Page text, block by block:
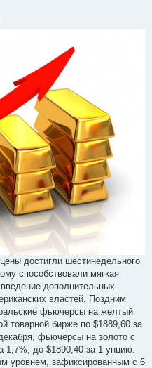
достигли шестинедельного
способствовали мягкая
дополнительных
властей. Поздним
фьючерсы на желтый
товарной бирже по $1889,60 за
фьючерсы на золото с
1,7%, до $1890,40 за 1 унцию.
уровнем, зафиксированным с 6